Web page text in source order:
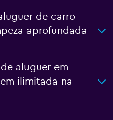
de carro
aprofundada
aluguer em
ilimitada na